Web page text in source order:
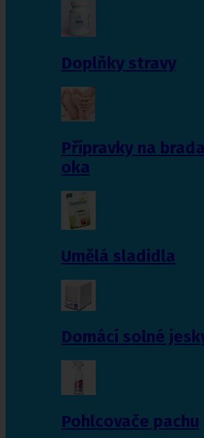
Doplňky stravy
Přípravky na
oka
Umělá sladidla
Domácí solné
Pohlcovače pachu